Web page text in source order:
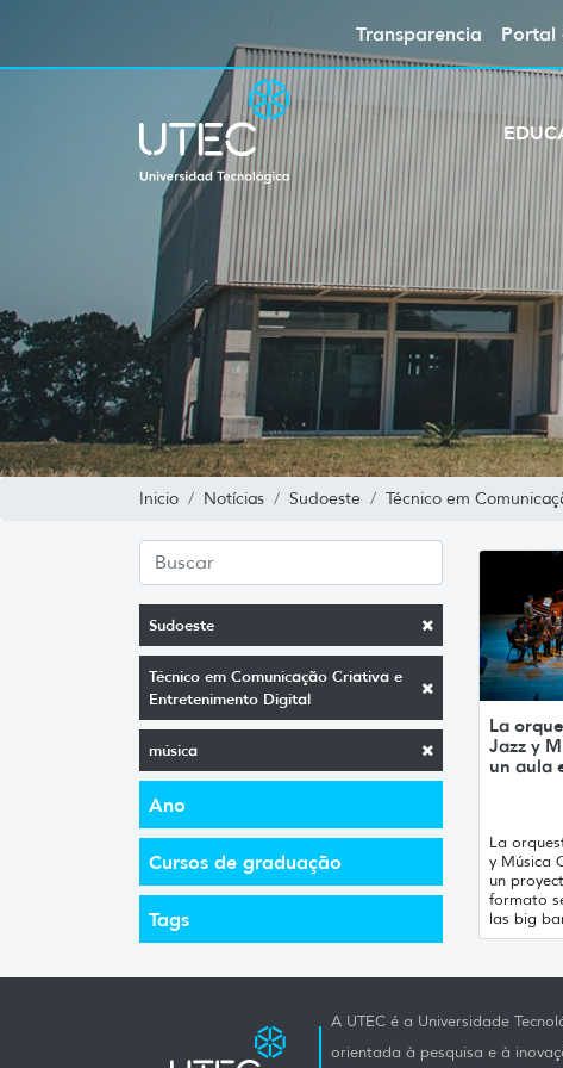
Transparencia Portal
Inicio Notícias Sudoeste Técnico em
Sudoeste
Técnico em Comunicação Criativa e
Entretenimento Digital
música
Ano
Cursos de graduação
Tags
La
Jazz y
un aula
La
y Música
un
formato
las big
A UTEC é a Universidade
orientada à pesquisa e à